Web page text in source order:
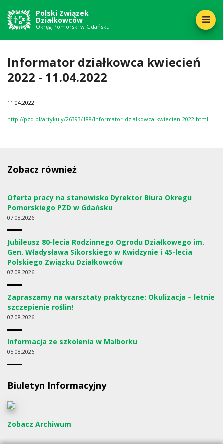
Polski Związek
Działkowców
Okręg Pomorski w Gdańsku
Informator działkowca kwiecień
2022 - 11.04.2022
11 04.2022
http://pzd.pl/artykuly/26393/188/Informator-dzialkowca-kwiecien-2022.html
Zobacz również
Oferta pracy na stanowisko Dyrektor Biura Okregu
Pomorskiego PZD w Gdańsku
07 08.2026
Jubileusz 80-lecia Rodzinnego Ogrodu Działkowego im.
Gen. Władysława Sikorskiego w Kwidzynie i 45-lecia
Polskiego Związku Działkowców
07 08.2026
Zapraszamy na warsztaty praktyczne: Okulizacja – letnie
szczepienie roślin!
07 08.2026
Informacja ze szkolenia w Malborku
05 08.2026
Biuletyn Informacyjny
Zobacz Archiwum